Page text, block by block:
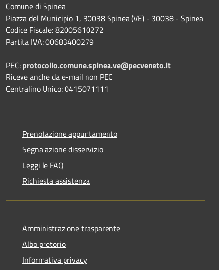
Comune di Spinea
Piazza del Municipio 1, 30038 Spinea (VE) - 30038 - Spinea
Codice Fiscale: 82005610272
Partita IVA: 00683400279
PEC: protocollo.comune.spinea.ve@pecveneto.it
Riceve anche da e-mail non PEC
Centralino Unico: 0415071111
Prenotazione appuntamento
Segnalazione disservizio
Leggi le FAQ
Richiesta assistenza
Amministrazione trasparente
Albo pretorio
Informativa privacy